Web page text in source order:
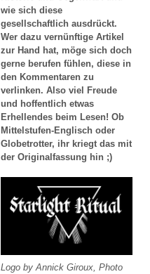
wie sich diese
gesellschaftlich ausdrückt.
Wer dazu vernünftige Artikel
zur Hand hat, möge sich doch
gerne berufen fühlen, diese in
den Kommentaren zu
verlinken. Also viel Freude
und hoffentlich etwas
Erhellendes beim Lesen! Ob
Mittelstufen-Englisch oder
Globetrotter, ihr kriegt das mit
der Originalfassung hin ;)
Logo by Annick Giroux,Photo